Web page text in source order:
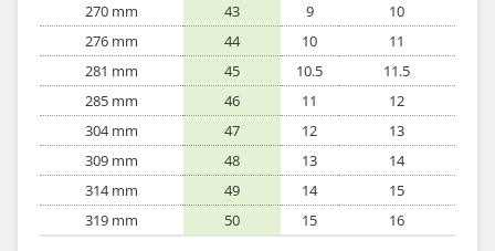
270 mm
43 9
10
276 mm
44 10
11
281 mm
45 10.5
11.5
285 mm
46 11
12
304 mm
47 12
13
309 mm
48 13
14
314 mm
49 14
15
319 mm
50 15 16